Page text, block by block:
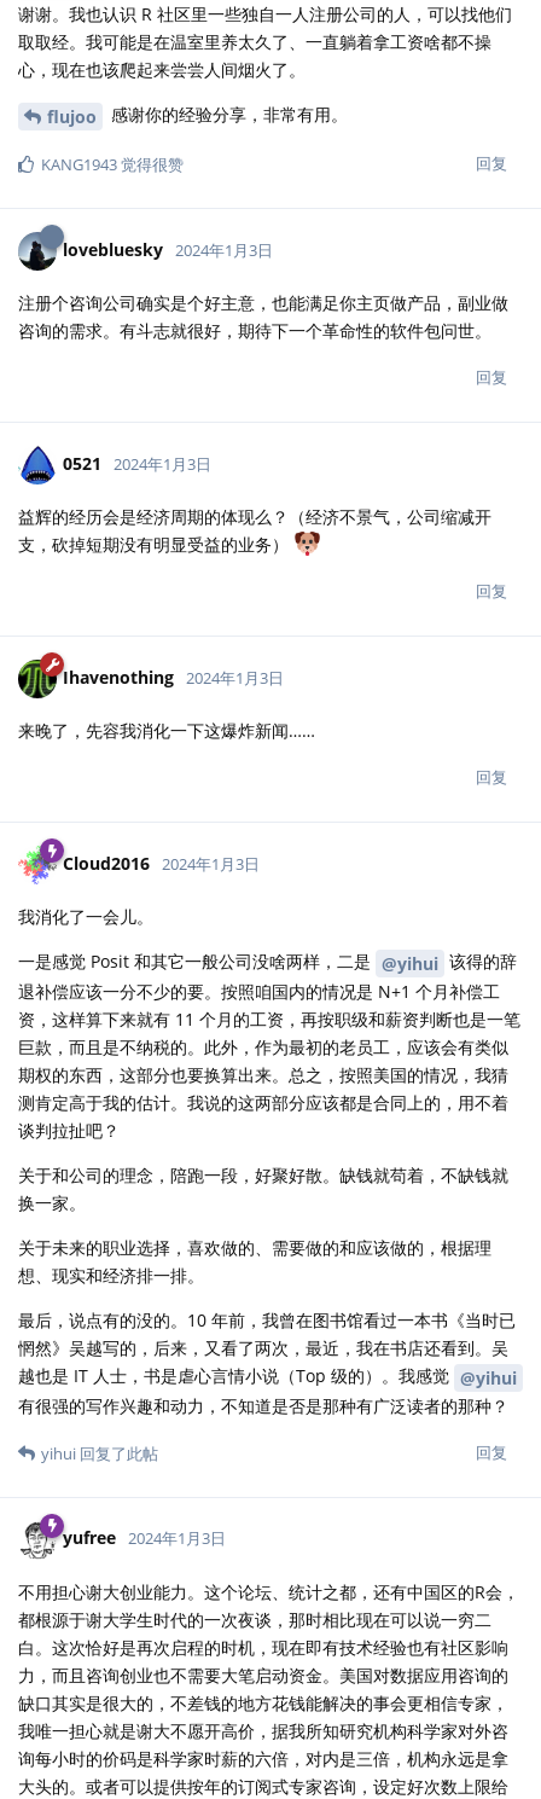
谢谢。我也认识 R 社区里一些独自一人注册公司的人，可以找他们
取取经。我可能是在温室里养太久了、一直躺着拿工资啥都不操
心，现在也该爬起来尝尝人间烟火了。
flujoo 感谢你的经验分享，非常有用。
回复
KANG1943觉得很赞
lovebluesky 2024年1月3日
注册个咨询公司确实是个好主意，也能满足你主页做产品，副业做
咨询的需求。有斗志就很好，期待下一个革命性的软件包问世。
回复
0521 2024年1月3日
益辉的经历会是经济周期的体现么？（经济不景气，公司缩减开
支，砍掉短期没有明显受益的业务）
回复
Ihavenothing 2024年1月3日
来晚了，先容我消化一下这爆炸新闻……
回复
Cloud2016 2024年1月3日
我消化了一会儿。
一是感觉 Posit 和其它一般公司没啥两样，二是 @yihui 该得的辞
退补偿应该一分不少的要。按照咱国内的情况是 N+1 个月补偿工
资，这样算下来就有 11 个月的工资，再按职级和薪资判断也是一笔
巨款，而且是不纳税的。此外，作为最初的老员工，应该会有类似
期权的东西，这部分也要换算出来。总之，按照美国的情况，我猜
测肯定高于我的估计。我说的这两部分应该都是合同上的，用不着
谈判拉扯吧？
关于和公司的理念，陪跑一段，好聚好散。缺钱就苟着，不缺钱就
换一家。
关于未来的职业选择，喜欢做的、需要做的和应该做的，根据理
想、现实和经济排一排。
最后，说点有的没的。10 年前，我曾在图书馆看过一本书《当时已
惘然》吴越写的，后来，又看了两次，最近，我在书店还看到。吴
越也是 IT 人士，书是虐心言情小说（Top 级的）。我感觉 @yihui
有很强的写作兴趣和动力，不知道是否是那种有广泛读者的那种？
回复
yihui 回复了此帖
yufree 2024年1月3日
不用担心谢大创业能力。这个论坛、统计之都，还有中国区的R会，
都根源于谢大学生时代的一次夜谈，那时相比现在可以说一穷二
白。这次恰好是再次启程的时机，现在即有技术经验也有社区影响
力，而且咨询创业也不需要大笔启动资金。美国对数据应用咨询的
缺口其实是很大的，不差钱的地方花钱能解决的事会更相信专家，
我唯一担心就是谢大不愿开高价，据我所知研究机构科学家对外咨
询每小时的价码是科学家时薪的六倍，对内是三倍，机构永远是拿
大头的。或者可以提供按年的订阅式专家咨询，设定好次数上限给